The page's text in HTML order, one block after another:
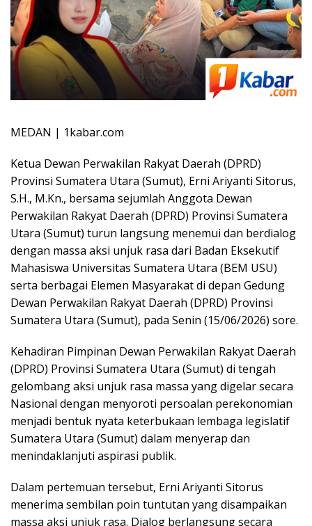
MEDAN | 1kabar.com
Ketua Dewan Perwakilan Rakyat Daerah (DPRD)
Provinsi Sumatera Utara (Sumut), Erni Ariyanti Sitorus,
S.H., M.Kn., bersama sejumlah Anggota Dewan
Perwakilan Rakyat Daerah (DPRD) Provinsi Sumatera
Utara (Sumut) turun langsung menemui dan berdialog
dengan massa aksi unjuk rasa dari Badan Eksekutif
Mahasiswa Universitas Sumatera Utara (BEM USU)
serta berbagai Elemen Masyarakat di depan Gedung
Dewan Perwakilan Rakyat Daerah (DPRD) Provinsi
Sumatera Utara (Sumut), pada Senin (15/06/2026) sore.
Kehadiran Pimpinan Dewan Perwakilan Rakyat Daerah
(DPRD) Provinsi Sumatera Utara (Sumut) di tengah
gelombang aksi unjuk rasa massa yang digelar secara
Nasional dengan menyoroti persoalan perekonomian
menjadi bentuk nyata keterbukaan lembaga legislatif
Sumatera Utara (Sumut) dalam menyerap dan
menindaklanjuti aspirasi publik.
Dalam pertemuan tersebut, Erni Ariyanti Sitorus
menerima sembilan poin tuntutan yang disampaikan
massa aksi unjuk rasa. Dialog berlangsung secara